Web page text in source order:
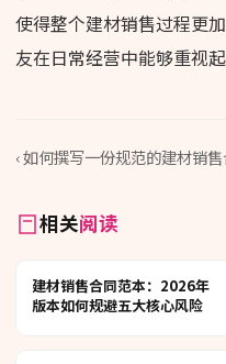
使得整个建材销售过程更
友在日常经营中能够重视
‹ 如何撰写一份规范的建材销
相关阅读
建材销售合同范本：2026年
版本如何规避五大核心风险